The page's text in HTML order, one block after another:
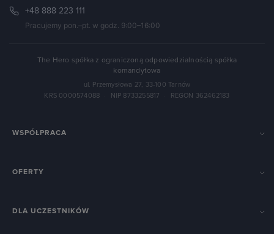
+48 888 223 111
Pracujemy pon.–pt. w godz. 9:00–16:00
The Hero spółka z ograniczoną odpowiedzialnością spółka
komandytowa
ul. Przemysłowa 27, 33-100 Tarnów
KRS 0000574088
NIP 8733255817 REGON 362462183
WSPÓŁPRACA
OFERTY
DLA UCZESTNIKÓW